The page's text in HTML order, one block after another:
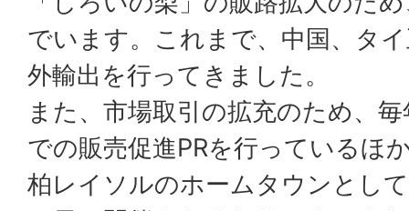
でいます。これまで、中国、タ
外輸出を行ってきました。
また、市場取引の拡充のため、
での販売促進PRを行っているほ
柏レイソルのホームタウンとし